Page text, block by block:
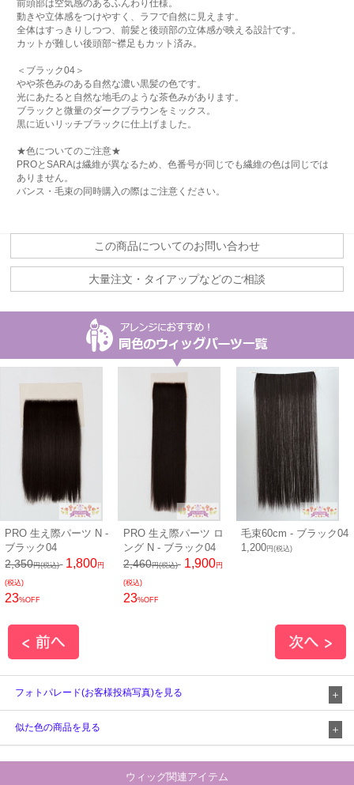
前頭部は空気感のあるふんわり仕様。
動きや立体感をつけやすく、ラフで自然に見えます。
全体はすっきりしつつ、前髪と後頭部の立体感が映える設計です。
カットが難しい後頭部~襟足もカット済み。
＜ブラック04＞
やや茶色みのある自然な濃い黒髪の色です。
光にあたると自然な地毛のような茶色みがあります。
ブラックと微量のダークブラウンをミックス。
黒に近いリッチブラックに仕上げました。
★色についてのご注意★
PROとSARAは繊維が異なるため、色番号が同じでも繊維の色は同じでは
ありません。
バンス・毛束の同時購入の際はご注意ください。
この商品についてのお問い合わせ
大量注文・タイアップなどのご相談
PRO 生え際パーツ N -
ブラック04
2,350円(税込) 1,800円
(税込)
23%OFF
PRO 生え際パーツ ロ
ング N - ブラック04
2,460円(税込) 1,900円
(税込)
23%OFF
毛束60cm - ブラック04
1,200円(税込)
フォトパレード(お客様投稿写真)を見る
似た色の商品を見る
ウィッグ関連アイテム